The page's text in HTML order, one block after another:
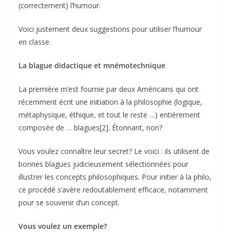
(correctement) l’humour.
Voici justement deux suggestions pour utiliser l’humour
en classe.
La blague didactique et mnémotechnique
La première m’est fournie par deux Américains qui ont
récemment écrit une initiation à la philosophie (logique,
métaphysique, éthique, et tout le reste …) entièrement
composée de … blagues[2]. Étonnant, non?
Vous voulez connaître leur secret? Le voici : ils utilisent de
bonnes blagues judicieusement sélectionnées pour
illustrer les concepts philosophiques. Pour initier à la philo,
ce procédé s’avère redoutablement efficace, notamment
pour se souvenir d’un concept.
Vous voulez un exemple?